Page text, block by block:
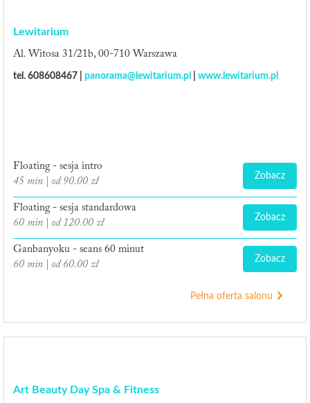
Lewitarium
Al. Witosa 31/21b, 00-710 Warszawa
tel. 608608467 | panorama@lewitarium.pl www.lewitarium.pl
Zobacz
Floating - sesja intro
45 min | od 90.00 zł
Zobacz
Floating - sesja standardowa
60 min | od 120.00 zł
Zobacz
Ganbanyoku - seans 60 minut
60 min | od 60.00 zł
Pełna oferta salonu
Art Beauty Day Spa & Fitness